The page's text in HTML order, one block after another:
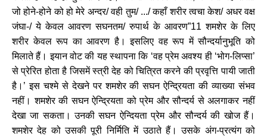
जो होने-होने को हो मेरे अन्दर/ वही तुम/ .../ कहाँ शरीर त्वचा केश/ अधर वक्ष
जंघा-/ ये केवल आवरण सघनतम/ रुपार्थ के आवरण”11 शमशेर के लिए
शरीर केवल रूप का आवरण है। इसलिए वह रूप में सौन्दर्यानुभूति को
मिलाते हैं। इयान वोट की यह स्थापना कि ‘वह प्रेम अवश्य ही ‘भोग-लिप्सा’
से प्रेरित होता है जिसमें स्त्री देह को चित्रित करने की प्रवृत्ति पायी जाती
है।’ इस चश्मे से देखने पर शमशेर की सघन ऐन्द्रियता की व्याख्या संभव
नहीं। शमशेर की सघन ऐन्द्रियता को प्रेम और सौन्दर्य से अलगाकर नहीं
देखा जा सकता। उनकी सघन ऐन्दियता प्रेम और सौन्दर्य की खोज हैं।
शमशेर देह को उसकी पूरी निर्मिति में उठाते हैं। उसके अंग-प्रत्यंग को